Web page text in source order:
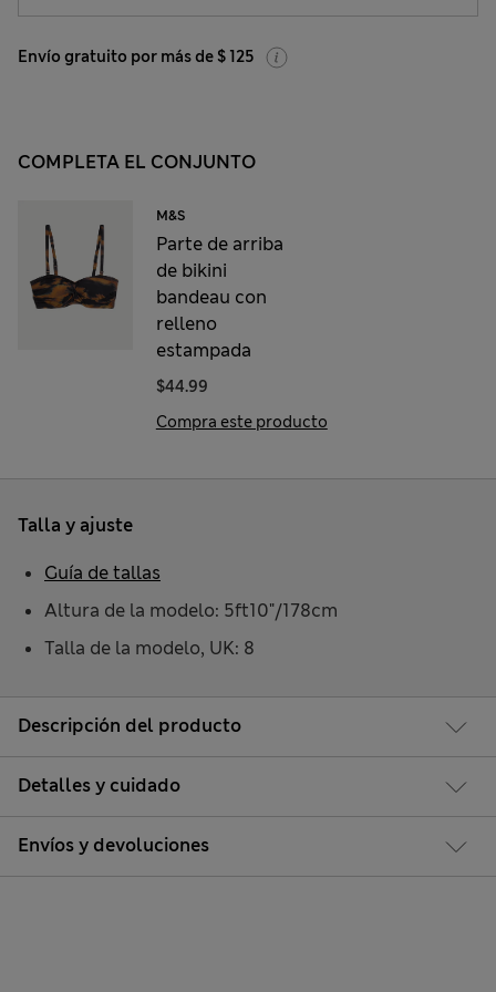
Envío gratuito por más de $ 125
COMPLETA EL CONJUNTO
M&S
Parte de arriba
de bikini
bandeau con
relleno
estampada
$44.99
Compra este producto
Descripción del producto
Detalles y cuidado
Envíos y devoluciones
Talla y ajuste
Altura de la modelo: 5ft10"/178cm
Talla de la modelo, UK: 8
Guía de tallas